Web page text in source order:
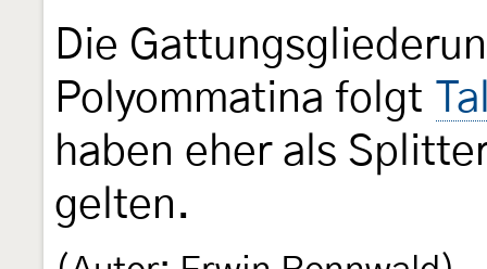
Die
Polyommatina folgt
haben eher als
gelten.